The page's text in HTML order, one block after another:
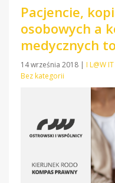
Pacjencie,
osobowych a
medycznych
14 września 2018 | I L@W
Bez kategorii